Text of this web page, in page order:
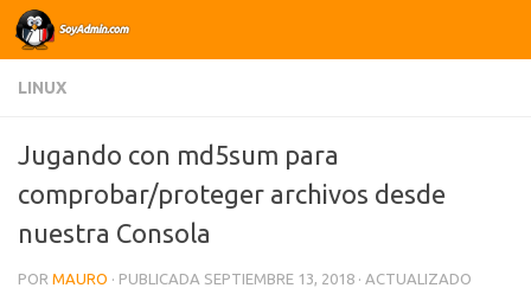
Saltar al contenido
LINUX
Jugando con md5sum para
comprobar/proteger archivos desde
nuestra Consola
POR MAURO · PUBLICADA SEPTIEMBRE 13, 2018 · ACTUALIZADO